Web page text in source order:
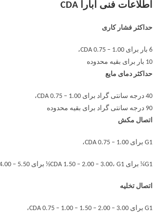
اطلاعات فنی ابارا CDA
حداکثر فشار کاری
6 بار برای CDA 0.75 – 1.00،
10 بار برای بقیه محدوده
حداکثر دمای مایع
40 درجه سانتی گراد برای CDA 0.75 – 1.00،
90 درجه سانتی گراد برای بقیه محدوده
اتصال مکش
G1 برای CDA 0.75 – 1.00،
G1¼ برای CDA 1.50 – 2.00 – 3.00، G1½ برای CDA 4.00 – 5.50
اتصال تخلیه
G1 برای CDA 0.75 – 1.00 – 1.50 – 2.00 – 3.00،